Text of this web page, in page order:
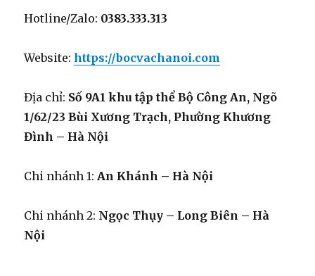
Hotline/Zalo: 0383.333.313
Website:https://bocvachanoi.com
Địa chỉ: Số 9A1 khu tập thể Bộ Công An, Ngõ
1/62/23 Bùi Xương Trạch, Phường Khương
Đình – Hà Nội
Chi nhánh 1: An Khánh – Hà Nội
Chi nhánh 2: Ngọc Thụy – Long Biên – Hà
Nội